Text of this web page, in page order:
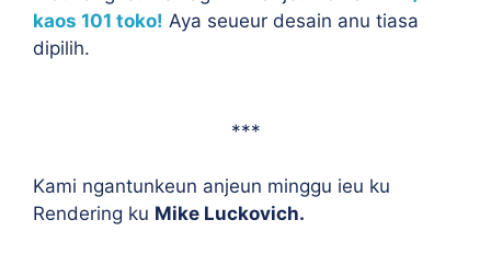
kaos 101 toko! Aya seueur desain anu tiasa
dipilih.
***
Kami ngantunkeun anjeun minggu ieu ku
Rendering ku Mike Luckovich.